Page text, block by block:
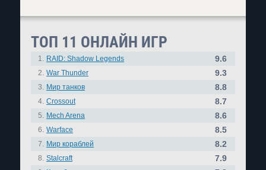
ТОП 11 ОНЛАЙН ИГР
1. RAID: Shadow Legends 9.6
2. War Thunder 9.3
3. Мир танков 8.8
4. Crossout 8.7
5. Mech Arena 8.6
6. Warface 8.5
7. Мир кораблей 8.2
8. Stalcraft 7.9